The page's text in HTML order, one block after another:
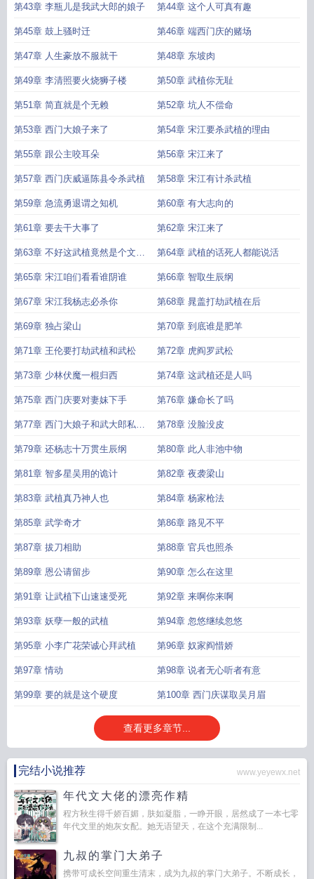
第43章 李瓶儿是我武大郎的娘子 第44章 这个人可真有趣
第45章 鼓上骚时迁 第46章 端西门庆的赌场
第47章 人生豪放不服就干 第48章 东坡肉
第49章 李清照要火烧狮子楼 第50章 武植你无耻
第51章 简直就是个无赖 第52章 坑人不偿命
第53章 西门大娘子来了 第54章 宋江要杀武植的理由
第55章 跟公主咬耳朵 第56章 宋江来了
第57章 西门庆威逼陈县令杀武植 第58章 宋江有计杀武植
第59章 急流勇退谓之知机 第60章 有大志向的
第61章 要去干大事了 第62章 宋江来了
第63章 不好这武植竟然是个文化
人
第64章 武植的话死人都能说活
第65章 宋江咱们看看谁阴谁 第66章 智取生辰纲
第67章 宋江我杨志必杀你 第68章 晁盖打劫武植在后
第69章 独占梁山 第70章 到底谁是肥羊
第71章 王伦要打劫武植和武松 第72章 虎阎罗武松
第73章 少林伏魔一棍归西 第74章 这武植还是人吗
第75章 西门庆要对妻妹下手 第76章 嫌命长了吗
第77章 西门大娘子和武大郎私奔
了
第78章 没脸没皮
第79章 还杨志十万贯生辰纲 第80章 此人非池中物
第81章 智多星吴用的诡计 第82章 夜袭梁山
第83章 武植真乃神人也 第84章 杨家枪法
第85章 武学奇才 第86章 路见不平
第87章 拔刀相助 第88章 官兵也照杀
第89章 恩公请留步 第90章 怎么在这里
第91章 让武植下山速速受死 第92章 来啊你来啊
第93章 妖孽一般的武植 第94章 忽悠继续忽悠
第95章 小李广花荣诚心拜武植 第96章 奴家阎惜娇
第97章 情动 第98章 说者无心听者有意
第99章 要的就是这个硬度 第100章 西门庆谋取吴月眉
查看更多章节...
完结小说推荐 www.yeyewx.net
年代文大佬的漂亮作精
程方秋生得千娇百媚，肤如凝脂，一睁开眼，居然成了一本七零
年代文里的炮灰女配。她无语望天，在这个充满限制...
九叔的掌门大弟子
携带可成长空间重生清末，成为九叔的掌门大弟子。不断成长，